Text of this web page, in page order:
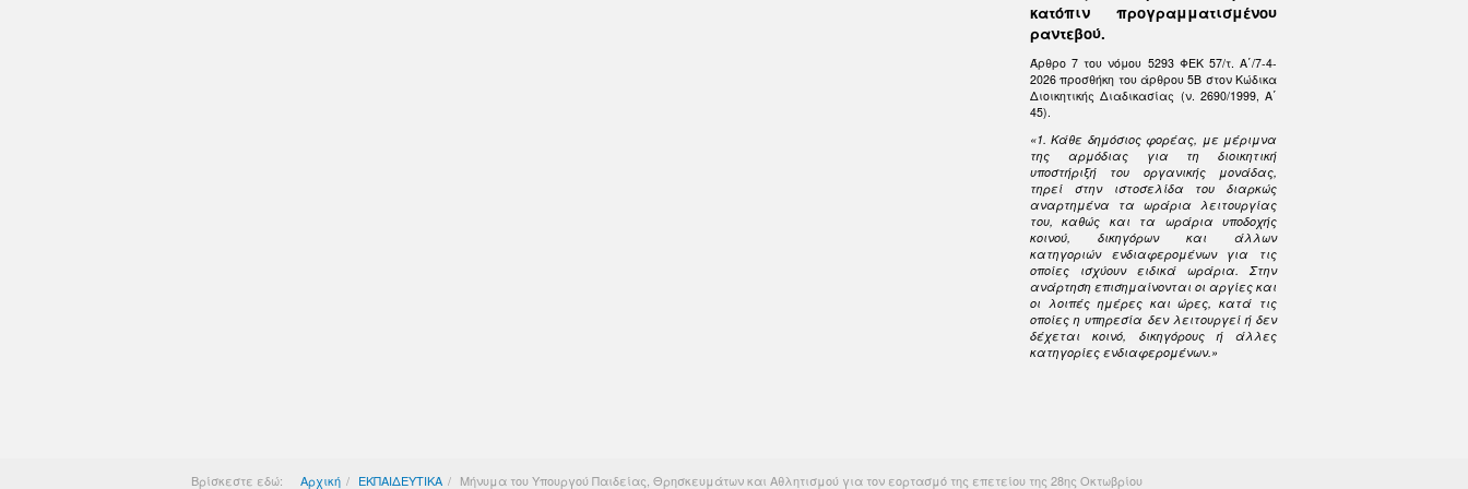
κατόπιν προγραμματισμένου
ραντεβού.
Άρθρο 7 του νόμου 5293 ΦΕΚ 57/τ. Α΄/7-4-
2026 προσθήκη του άρθρου 5Β στον Κώδικα
Διοικητικής Διαδικασίας (ν. 2690/1999, Α΄
45).
«1. Κάθε δημόσιος φορέας, με μέριμνα
της αρμόδιας για τη διοικητική
υποστήριξή του οργανικής μονάδας,
τηρεί στην ιστοσελίδα του διαρκώς
αναρτημένα τα ωράρια λειτουργίας
του, καθώς και τα ωράρια υποδοχής
κοινού, δικηγόρων και άλλων
κατηγοριών ενδιαφερομένων για τις
οποίες ισχύουν ειδικά ωράρια. Στην
ανάρτηση επισημαίνονται οι αργίες και
οι λοιπές ημέρες και ώρες, κατά τις
οποίες η υπηρεσία δεν λειτουργεί ή δεν
δέχεται κοινό, δικηγόρους ή άλλες
κατηγορίες ενδιαφερομένων.»
Βρίσκεστε εδώ: Αρχική ΕΚΠΑΙΔΕΥΤΙΚΑ Μήνυμα του Υπουργού Παιδείας, Θρησκευμάτων και Αθλητισμού για τον εορτασμό της επετείου της 28ης Οκτωβρίου